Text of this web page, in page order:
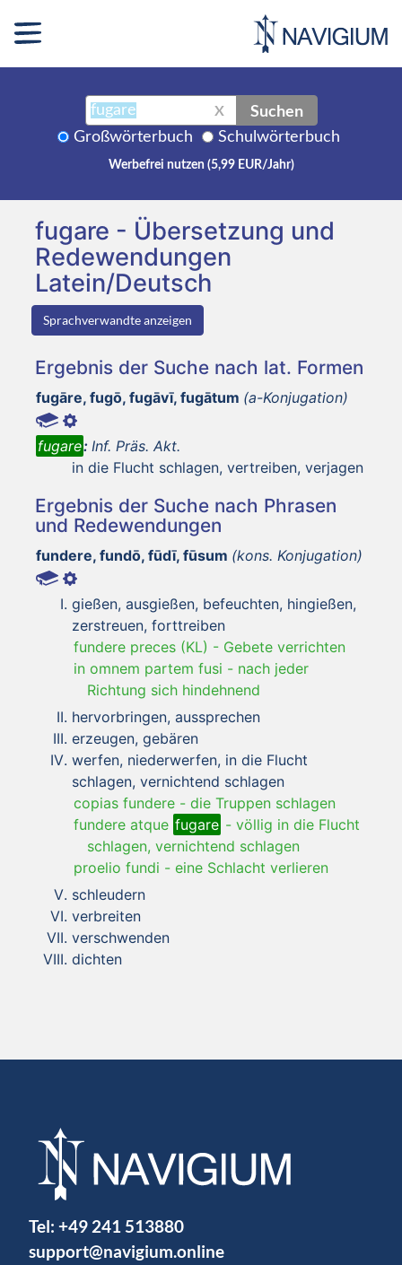
X Suchen
Großwörterbuch Schulwörterbuch
Werbefrei nutzen (5,99 EUR/Jahr)
fugare - Übersetzung und
Redewendungen
Latein/Deutsch
Sprachverwandte anzeigen
Ergebnis der Suche nach lat. Formen
fugāre, fugō, fugāvī, fugātum (a-Konjugation)
fugare: Inf. Präs. Akt.
in die Flucht schlagen, vertreiben, verjagen
Ergebnis der Suche nach Phrasen
und Redewendungen
fundere, fundō, fūdī, fūsum (kons. Konjugation)
gießen, ausgießen, befeuchten, hingießen,
zerstreuen, forttreiben
fundere preces (KL) - Gebete verrichten
in omnem partem fusi - nach jeder
Richtung sich hindehnend
hervorbringen, aussprechen
erzeugen, gebären
werfen, niederwerfen, in die Flucht
schlagen, vernichtend schlagen
copias fundere - die Truppen schlagen
fundere atque fugare - völlig in die Flucht
schlagen, vernichtend schlagen
proelio fundi - eine Schlacht verlieren
schleudern
verbreiten
verschwenden
dichten
Tel: +49 241 513880
support@navigium.online